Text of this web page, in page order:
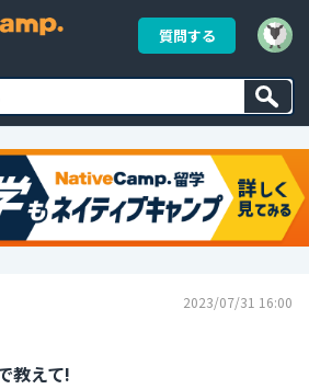
質問する
2023/07/31 16:00
教えて!